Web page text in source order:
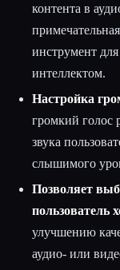
контента в
инструмент
интеллектом.
Настройка
громкий голос
звука
слышимого
Позволяет
пользователь
улучшению
аудио- или